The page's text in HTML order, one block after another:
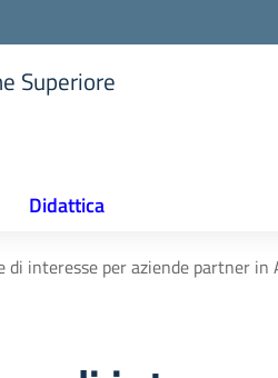
Superiore
Didattica
di interesse per aziende partner in